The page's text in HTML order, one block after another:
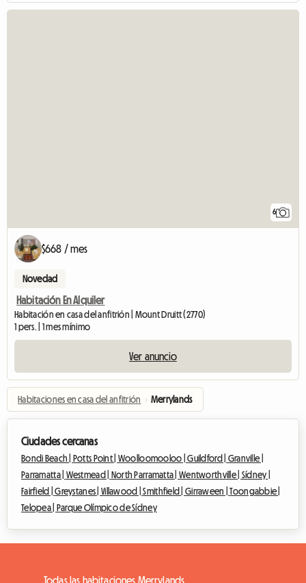
6
$668 / mes
Novedad
Habitación En Alquiler
Habitación en casa del anfitrión | Mount Druitt (2770)
1 pers. | 1 mes mínimo
Ver anuncio
Habitaciones en casa del anfitrión › Merrylands
Ciudades cercanas
Bondi Beach | Potts Point | Woolloomooloo |Guildford | Granville |
Parramatta | Westmead | North Parramatta |Wentworthville | Sídney |
Fairfield |Greystanes |Villawood |Smithfield |Girraween |Toongabbie |
Telopea |
Parque Olímpico de Sídney
Todas las habitaciones Merrylands